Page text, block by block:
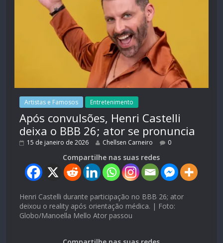
Artistas e Famosos Entretenimento
Após convulsões, Henri Castelli
deixa o BBB 26; ator se pronuncia
15 de janeiro de 2026 Chellsen Carneiro 0
Compartilhe nas suas redes
Henri Castelli durante participação no BBB 26; ator
deixou o reality após orientação médica. | Foto:
Globo/Manoella Mello Ator passou